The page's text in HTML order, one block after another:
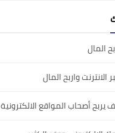
المال
واربح المال
أصحاب المواقع الالكترونية